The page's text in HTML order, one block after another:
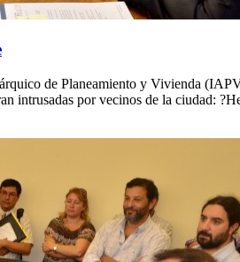
de Planeamiento y Vivienda
intrusadas por vecinos de la ciudad: